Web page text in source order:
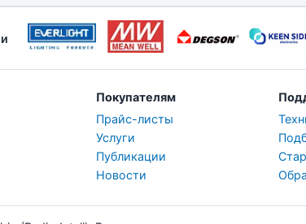
Покупателям
Прайс-листы
Услуги
Публикации
Новости